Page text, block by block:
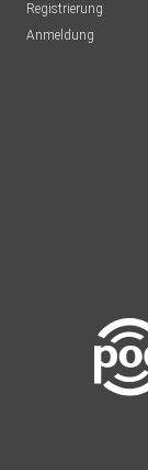
Registrierung
Anmeldung